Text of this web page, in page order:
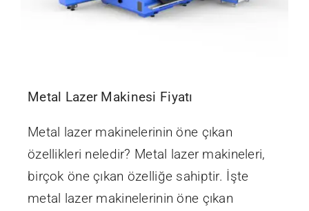
Metal Lazer Makinesi Fiyatı
Metal lazer makinelerinin öne çıkan
özellikleri neledir? Metal lazer makineleri,
birçok öne çıkan özelliğe sahiptir. İşte
metal lazer makinelerinin öne çıkan